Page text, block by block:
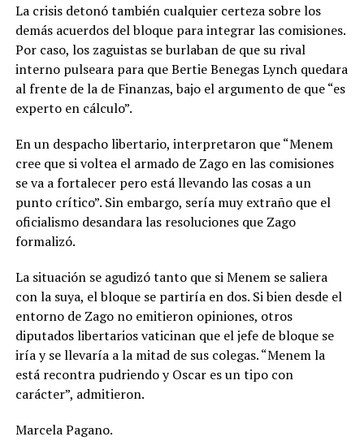
La crisis detonó también cualquier certeza sobre los
demás acuerdos del bloque para integrar las comisiones.
Por caso, los zaguistas se burlaban de que su rival
interno pulseara para que Bertie Benegas Lynch quedara
al frente de la de Finanzas, bajo el argumento de que “es
experto en cálculo”.
En un despacho libertario, interpretaron que “Menem
cree que si voltea el armado de Zago en las comisiones
se va a fortalecer pero está llevando las cosas a un
punto crítico”. Sin embargo, sería muy extraño que el
oficialismo desandara las resoluciones que Zago
formalizó.
La situación se agudizó tanto que si Menem se saliera
con la suya, el bloque se partiría en dos. Si bien desde el
entorno de Zago no emitieron opiniones, otros
diputados libertarios vaticinan que el jefe de bloque se
iría y se llevaría a la mitad de sus colegas. “Menem la
está recontra pudriendo y Oscar es un tipo con
carácter”, admitieron.
Marcela Pagano.